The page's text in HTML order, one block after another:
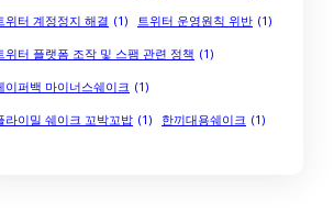
위터 계정정지 해결 (1) 트위터 운영원칙 위반 (1)
위터 플랫폼 조작 및 스팸 관련 정책 (1)
이퍼백 마이너스쉐이크 (1)
라이밀 쉐이크 꼬박꼬밥 (1) 한끼대용쉐이크 (1)